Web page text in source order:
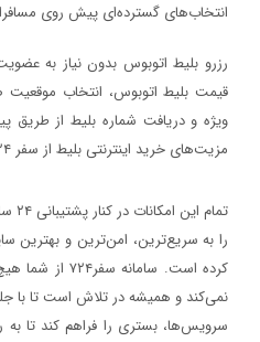
انتخاب‌های گسترده‌ای پیش روی
رزرو بلیط اتوبوس بدون نیاز به
قیمت بلیط اتوبوس، انتخاب موقعیت
ویژه و دریافت شماره‌ بلیط از طریق
مزیت‌های خرید اینترنتی بلیط از سفر ۷۲۴ هستند.
را به سریع‌ترین، امن‌ترین و بهترین
کرده است.
نمی‌کند و همیشه در تلاش است تا با
سرویس‌ها، بستری را فراهم کند تا